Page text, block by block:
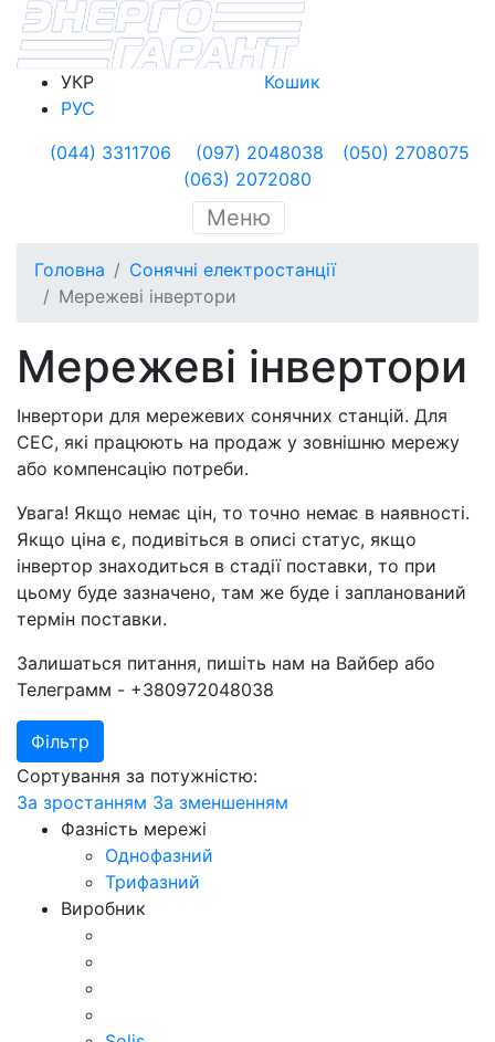
УКР
РУС
Кошик
(044) 3311706 (097) 2048038
(050) 2708075
(063) 2072080
Меню
Головна
Сонячні електростанції
Мережеві інвертори
Мережеві інвертори
Інвертори для мережевих сонячних станцій. Для
СЕС, які працюють на продаж у зовнішню мережу
або компенсацію потреби.
Увага! Якщо немає цін, то точно немає в наявності.
Якщо ціна є, подивіться в описі статус, якщо
інвертор знаходиться в стадії поставки, то при
цьому буде зазначено, там же буде і запланований
термін поставки.
Залишаться питання, пишіть нам на Вайбер або
Телеграмм - +380972048038
Фільтр
Сортування за потужністю:
За зростанням За зменшенням
Фазність мережі
Однофазний
Трифазний
Виробник